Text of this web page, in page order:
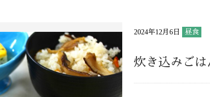
2024年12月6日 昼食
炊き込みご